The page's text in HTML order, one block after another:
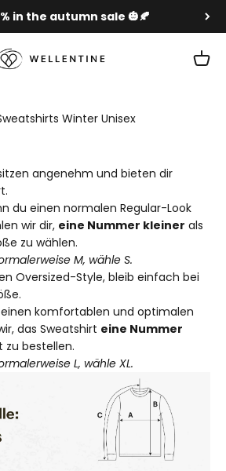
in the autumn sale 🎃🍂
Cart
Winter Unisex
angenehm und bieten dir
du einen normalen Regular-Look
wir dir, eine Nummer kleiner als
zu wählen.
M, wähle S.
Oversized-Style, bleib einfach bei
einen komfortablen und optimalen
das Sweatshirt eine Nummer
zu bestellen.
L, wähle XL.